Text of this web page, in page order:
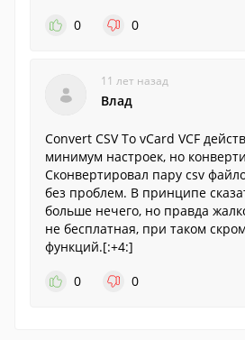
0
0
11 лет назад
Влад
Convert CSV To vCard VCF
минимум настроек, но
Сконвертировал пару csv
без проблем. В принципе
больше нечего, но правда
не бесплатная, при таком
функций.[:+4:]
0
0